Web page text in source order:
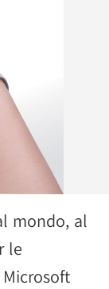
mondo, al
le